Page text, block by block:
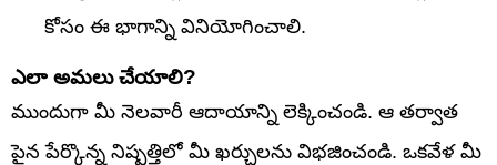
కోసం ఈ భాగాన్ని వినియోగించాలి.
ఎలా అమలు చేయాలి?
ముందుగా మీ నెలవారీ ఆదాయాన్ని లెక్కించండి. ఆ తర్వాత
పైన పేర్కొన్న నిష్పత్తిలో మీ ఖర్చులను విభజించండి. ఒకవేళ మీ